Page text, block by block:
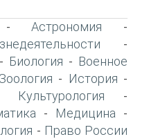
Астрономия -
-
- Биология - Военное
Зоология - История -
Культурология -
- Медицина -
- Право России